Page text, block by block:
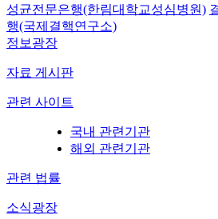
성균전문은행(한림대학교성심병원)
행(국제결핵연구소)
정보광장
자료 게시판
관련 사이트
국내 관련기관
해외 관련기관
관련 법률
소식광장